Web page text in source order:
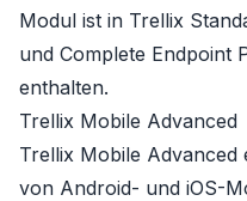
Modul ist in Trellix
und Complete Endpoint
enthalten.
Trellix Mobile Advanced
Trellix Mobile
von Android- und iOS-